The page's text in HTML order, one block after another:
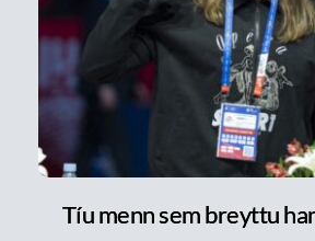
Tíu menn sem breyttu